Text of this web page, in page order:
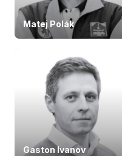
Matej Polák
Gaston Ivanov